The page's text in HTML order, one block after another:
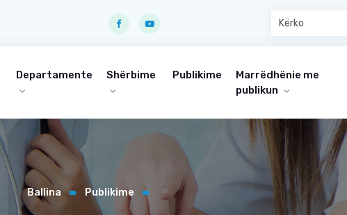
Departamente Shërbime Publikime
Marrëdhënie me
publikun
Ballina Publikime